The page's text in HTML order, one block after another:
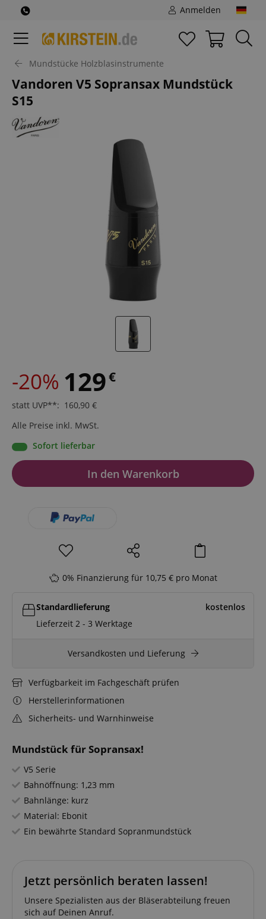
Anmelden
Mundstücke Holzblasinstrumente
Vandoren V5 Sopransax Mundstück
S15
Mundstück für Sopransax!
V5 Serie
Bahnöffnung: 1,23 mm
Bahnlänge: kurz
Material: Ebonit
Ein bewährte Standard Sopranmundstück
-20% 129€
statt UVP**: 160,90 €
Alle Preise inkl. MwSt.
Sofort lieferbar
In den Warenkorb
0% Finanzierung für 10,75 € pro Monat
Standardlieferung
kostenlos
Lieferzeit 2 - 3 Werktage
Versandkosten und Lieferung
Verfügbarkeit im Fachgeschäft prüfen
Herstellerinformationen
Sicherheits- und Warnhinweise
Jetzt persönlich beraten lassen!
Unsere Spezialisten aus der Bläserabteilung freuen
sich auf Deinen Anruf.